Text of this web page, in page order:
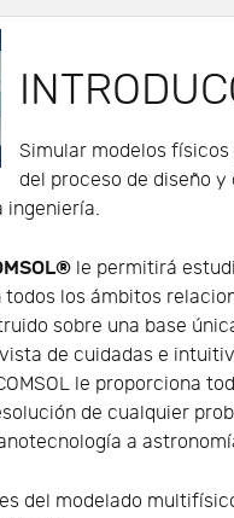
Simular modelos
del proceso de diseño
ingeniería.
le permitirá
los ámbitos
sobre una base
de cuidadas e
le proporciona
de cualquier
a
del modelado